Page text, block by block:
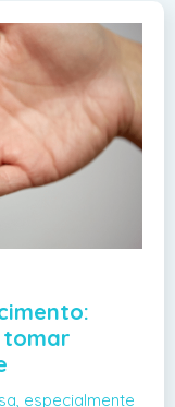
tomar
especialmente